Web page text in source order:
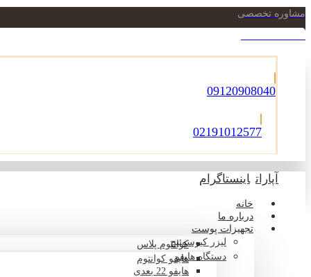
مشاوره تخصصی
09120908040
02191012577
آپارات اینستاگرام
خانه
درباره ما
تجهیزات پوست
لیزر کیوسوئیچکوانتوم پلاس
دستگاه هایفوهایفو کوانتوم
هایفو 22 بعدی